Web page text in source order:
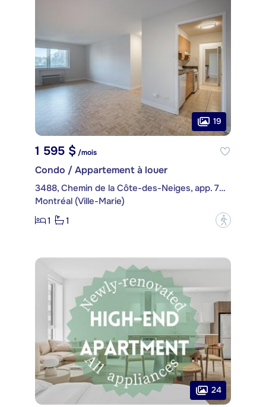
19
1 595 $/mois
Condo / Appartement à louer
3488, Chemin de la Côte-des-Neiges, app. 709
Montréal (Ville-Marie)
1
1 ?
24